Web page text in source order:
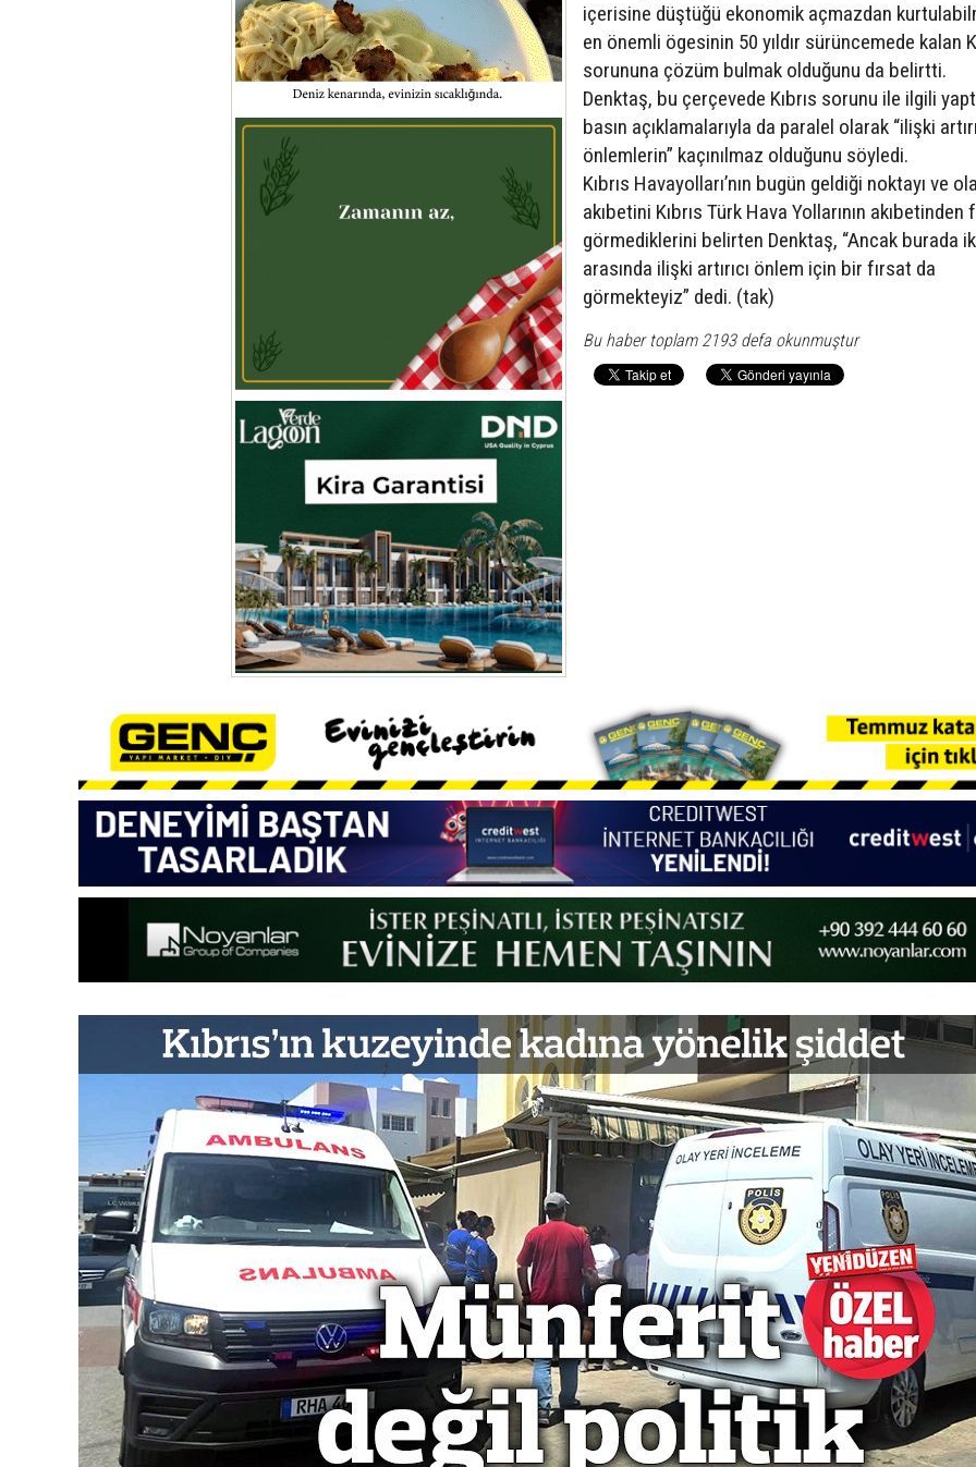
içerisine düştüğü ekonomik açmazdan
en önemli ögesinin 50 yıldır sürüncemede kalan
sorununa çözüm bulmak olduğunu da belirtti.
Denktaş, bu çerçevede Kıbrıs sorunu ile ilgili
basın açıklamalarıyla da paralel olarak “ilişki
önlemlerin” kaçınılmaz olduğunu söyledi.
Kıbrıs Havayolları’nın bugün geldiği noktayı ve
akıbetini Kıbrıs Türk Hava Yollarının akıbetinden
görmediklerini belirten Denktaş, “Ancak burada
arasında ilişki artırıcı önlem için bir fırsat da
görmekteyiz” dedi. (tak)
Bu haber toplam 2193 defa okunmuştur